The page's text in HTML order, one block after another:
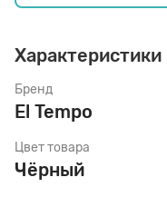
Характеристики
Бренд
El Tempo
Цвет товара
Чёрный
Рожки
Салфетки